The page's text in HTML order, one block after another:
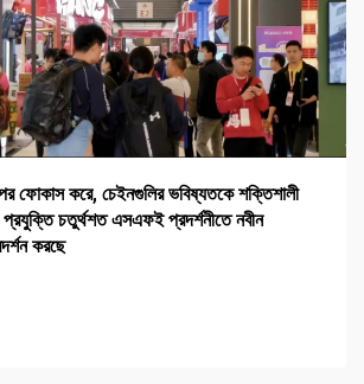
ফোকাস করে, চেইনগুলির ভবিষ্যতকে শক্তিশালী
প্রযুক্তি চতুর্থশত এসএফই প্রদর্শনীতে নবীন
করছে